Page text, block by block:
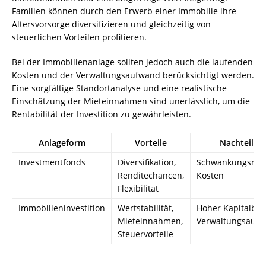
Familien können durch den Erwerb einer Immobilie ihre
Altersvorsorge diversifizieren und gleichzeitig von
steuerlichen Vorteilen profitieren.
Bei der Immobilienanlage sollten jedoch auch die laufenden
Kosten und der Verwaltungsaufwand berücksichtigt werden.
Eine sorgfältige Standortanalyse und eine realistische
Einschätzung der Mieteinnahmen sind unerlässlich, um die
Rentabilität der Investition zu gewährleisten.
Anlageform Vorteile
Nachteile
Investmentfonds
Diversifikation,
Renditechancen,
Flexibilität
Kosten
Immobilieninvestition
Wertstabilität,
Mieteinnahmen,
Steuervorteile
Hoher